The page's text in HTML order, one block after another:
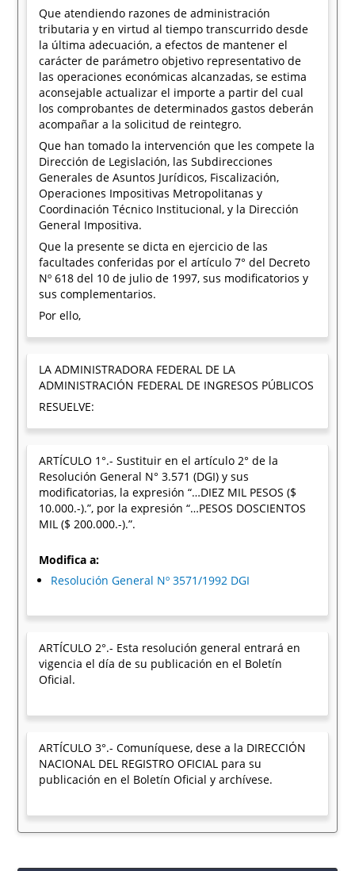
Que atendiendo razones de administración
tributaria y en virtud al tiempo transcurrido desde
la última adecuación, a efectos de mantener el
carácter de parámetro objetivo representativo de
las operaciones económicas alcanzadas, se estima
aconsejable actualizar el importe a partir del cual
los comprobantes de determinados gastos deberán
acompañar a la solicitud de reintegro.
Que han tomado la intervención que les compete la
Dirección de Legislación, las Subdirecciones
Generales de Asuntos Jurídicos, Fiscalización,
Operaciones Impositivas Metropolitanas y
Coordinación Técnico Institucional, y la Dirección
General Impositiva.
Que la presente se dicta en ejercicio de las
facultades conferidas por el artículo 7° del Decreto
Nº 618 del 10 de julio de 1997, sus modificatorios y
sus complementarios.
Por ello,
LA ADMINISTRADORA FEDERAL DE LA
ADMINISTRACIÓN FEDERAL DE INGRESOS PÚBLICOS
RESUELVE:
ARTÍCULO 1°.- Sustituir en el artículo 2° de la
Resolución General N° 3.571 (DGI) y sus
modificatorias, la expresión “…DIEZ MIL PESOS ($
10.000.-).”, por la expresión “…PESOS DOSCIENTOS
MIL ($ 200.000.-).”.
Modifica a:
Resolución General Nº 3571/1992 DGI
ARTÍCULO 2°.- Esta resolución general entrará en
vigencia el día de su publicación en el Boletín
Oficial.
ARTÍCULO 3°.- Comuníquese, dese a la DIRECCIÓN
NACIONAL DEL REGISTRO OFICIAL para su
publicación en el Boletín Oficial y archívese.